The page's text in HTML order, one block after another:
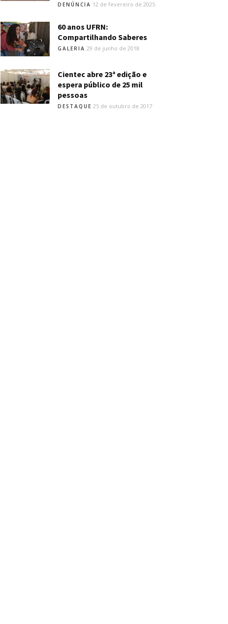
DENÚNCIA 12 de fevereiro de 2025
60 anos UFRN:
Compartilhando Saberes
GALERIA 29 de junho de 2018
Cientec abre 23ª edição e
espera público de 25 mil
pessoas
DESTAQUE 25 de outubro de 2017